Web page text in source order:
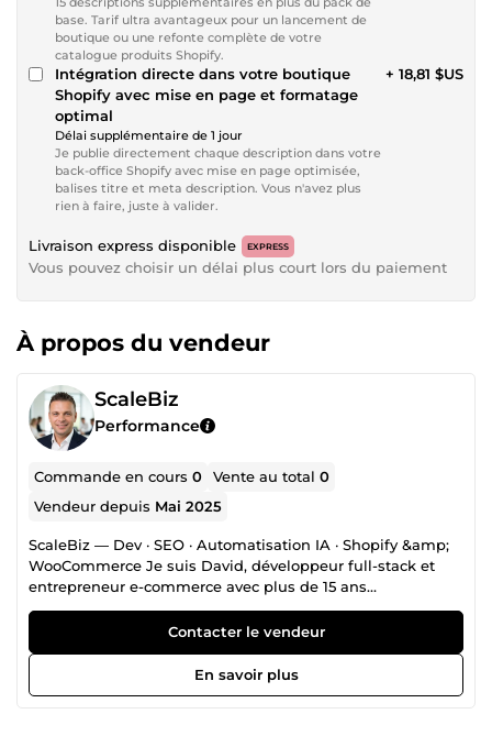
base. Tarif ultra avantageux pour un lancement de
boutique ou une refonte complète de votre
catalogue produits Shopify.
Intégration directe dans votre boutique
Shopify avec mise en page et formatage
optimal
Délai supplémentaire de 1 jour
Je publie directement chaque description dans votre
back-office Shopify avec mise en page optimisée,
balises titre et meta description. Vous n'avez plus
rien à faire, juste à valider.
+ 18,81 $US
Livraison express disponible EXPRESS
Vous pouvez choisir un délai plus court lors du paiement
À propos du vendeur
ScaleBiz
Performance
Commande en cours0 Vente au total0
Vendeur depuis Mai 2025
ScaleBiz — Dev · SEO · Automatisation IA · Shopify &amp;
WooCommerce Je suis David, développeur full-stack et
entrepreneur e-commerce avec plus de 15 ans
d'expérience. J'ai construit et scalé mes propres boutiques
mode en ligne — certaines positionnées top 3 sur des
requêtes à 10K+ recherches/mois — avant de mettre cette
double expertise dev + business au service d'autres
marchands. Ce que je fais concrètement : SEO e-
Contacter le vendeur
En savoir plus